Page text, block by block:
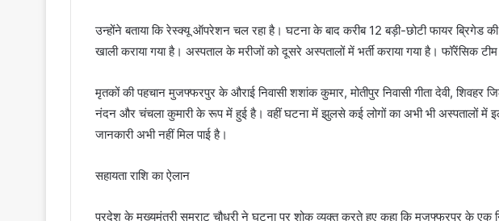
उन्होंने बताया कि रेस्क्यू ऑपरेशन चल रहा है। घटना के बाद करीब 12 बड़ी-छोटी फायर ब्रिगेड
खाली कराया गया है। अस्पताल के मरीजों को दूसरे अस्पतालों में भर्ती कराया गया है। फॉरेंसिक
मृतकों की पहचान मुजफ्फरपुर के औराई निवासी शशांक कुमार, मोतीपुर निवासी गीता देवी, शिवहर
नंदन और चंचला कुमारी के रूप में हुई है। वहीं घटना में झुलसे कई लोगों का अभी भी अस्पतालों में
जानकारी अभी नहीं मिल पाई है।
सहायता राशि का ऐलान
प्रदेश के मुख्यमंत्री सम्राट चौधरी ने घटना पर शोक व्यक्त करते हुए कहा कि मुजफ्फरपुर के एक